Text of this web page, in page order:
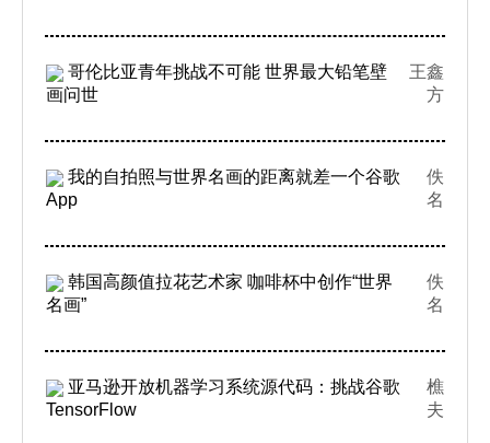
哥伦比亚青年挑战不可能 世界最大铅笔壁
画问世
王鑫
方
我的自拍照与世界名画的距离就差一个谷歌
App
佚
名
韩国高颜值拉花艺术家 咖啡杯中创作“世界
名画”
佚
名
亚马逊开放机器学习系统源代码：挑战谷歌
TensorFlow
樵
夫